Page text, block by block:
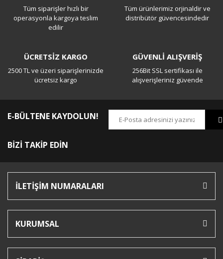
Tüm siparişler hızlı bir
operasyonla kargoya teslim
edilir
Tüm ürünlerimiz orjinaldir ve
distribütör güvencesindedir
ÜCRETSİZ KARGO
2500 TL ve üzeri siparişlerinizde
ücretsiz kargo
GÜVENLİ ALIŞVERİŞ
256Bit SSL sertifikası ile
alışverişleriniz güvende
E-BÜLTENE KAYDOLUN!
BİZİ TAKİP EDİN
İLETİŞİM NUMARALARI
KURUMSAL